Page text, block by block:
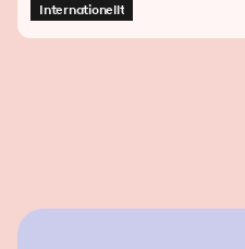
de köper uppfyller gällande
Internationellt